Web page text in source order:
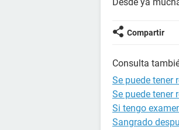
Compartir
Consulta
Se puede tener
Se puede tener
Si tengo
Sangrado